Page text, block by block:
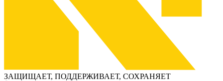
ЗАЩИЩАЕТ, ПОДДЕРЖИВАЕТ, СОХРАНЯЕТ